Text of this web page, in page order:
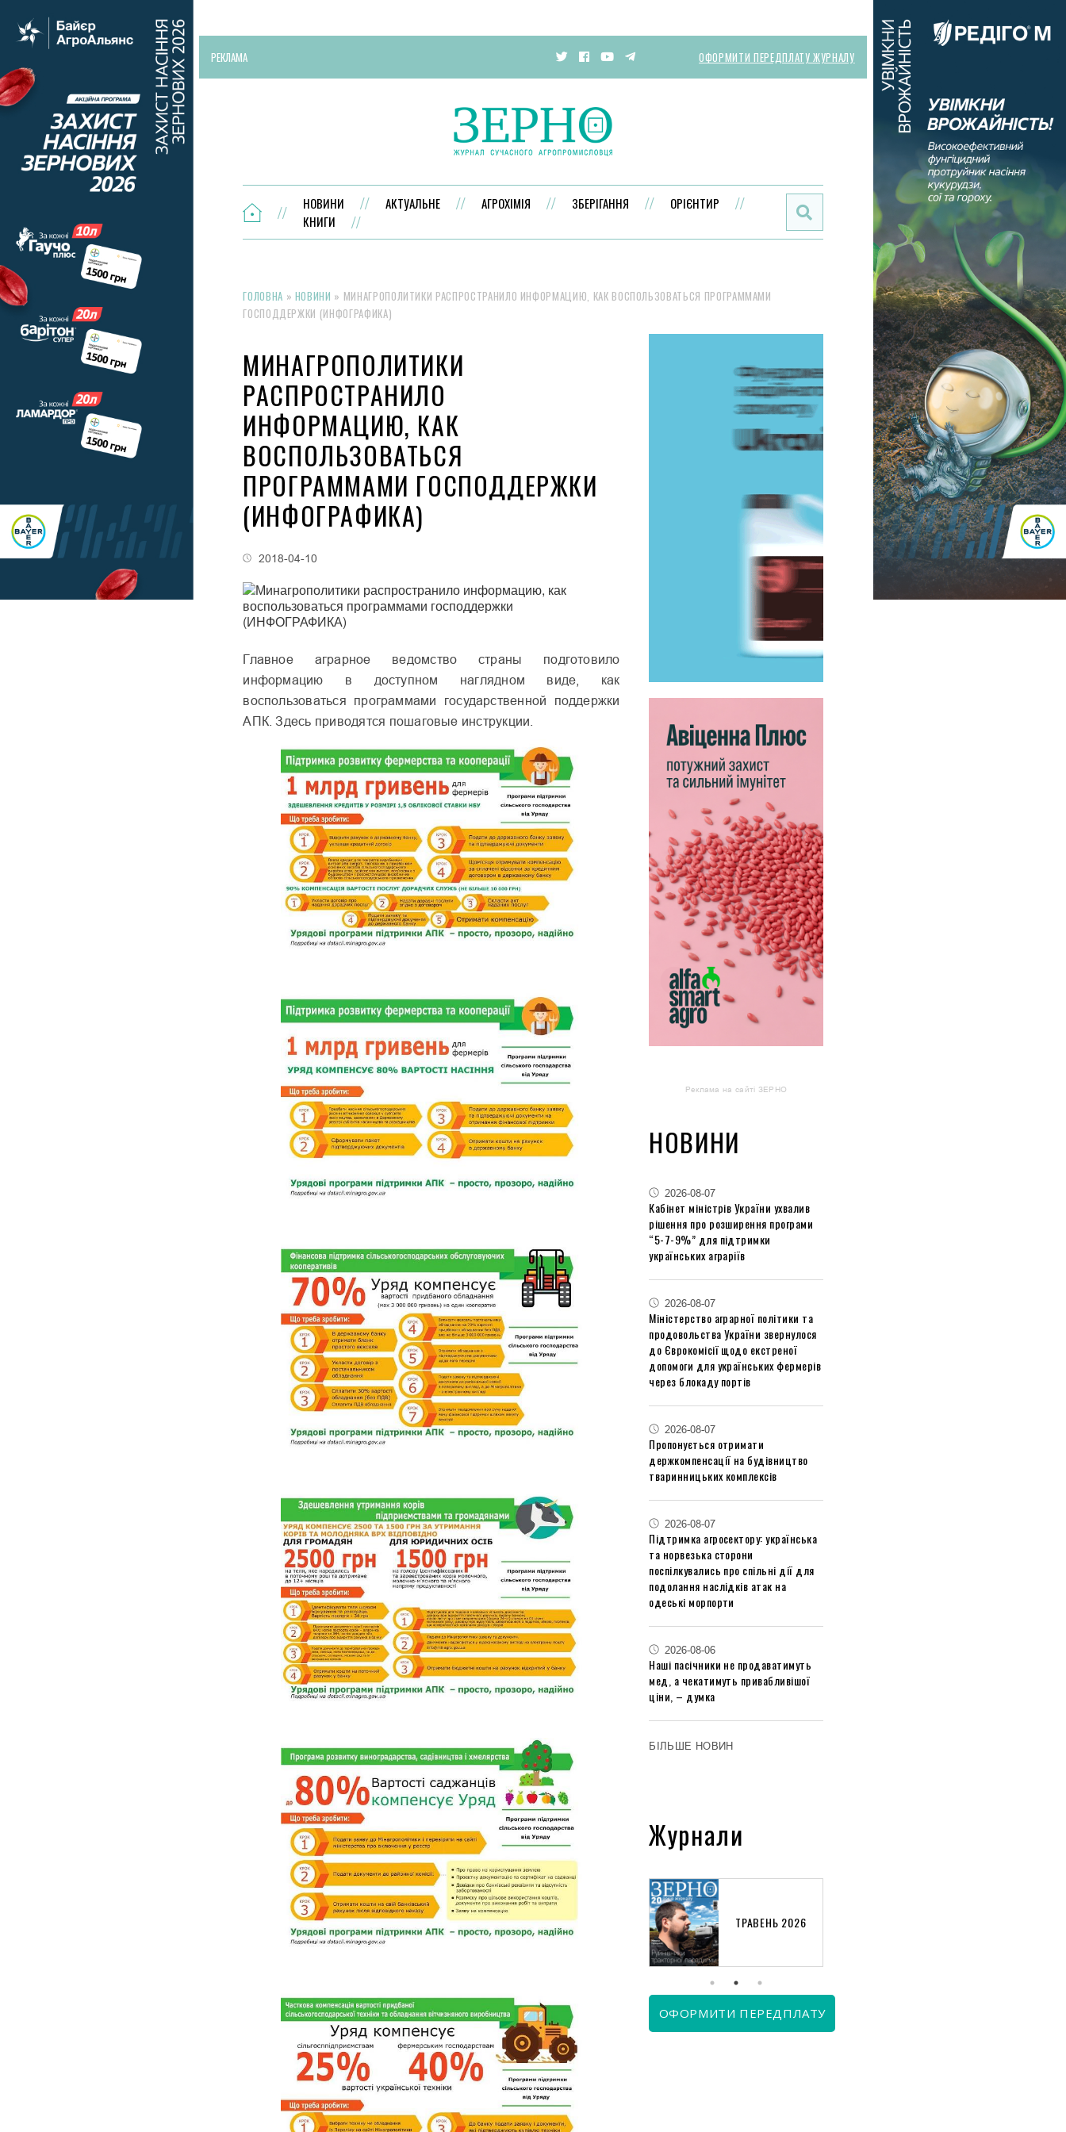
РЕКЛАМА ОФОРМИТИ ПЕРЕДПЛАТУ ЖУРНАЛУ
НОВИНИ АКТУАЛЬНЕ АГРОХІМІЯ ЗБЕРІГАННЯ
ОРІЄНТИР
КНИГИ
ГОЛОВНА » НОВИНИ » МИНАГРОПОЛИТИКИ РАСПРОСТРАНИЛО ИНФОРМАЦИЮ, КАК ВОСПОЛЬЗОВАТЬСЯ ПРОГРАММАМИ
ГОСПОДДЕРЖКИ (ИНФОГРАФИКА)
МИНАГРОПОЛИТИКИ
РАСПРОСТРАНИЛО
ИНФОРМАЦИЮ, КАК
ВОСПОЛЬЗОВАТЬСЯ
ПРОГРАММАМИ ГОСПОДДЕРЖКИ
(ИНФОГРАФИКА)
2018-04-10
Главное аграрное ведомство страны подготовило
информацию в доступном наглядном виде, как
воспользоваться программами государственной поддержки
АПК. Здесь приводятся пошаговые инструкции.
Реклама на сайті ЗЕРНО
НОВИНИ
2026-08-07
Кабінет міністрів України ухвалив
рішення про розширення програми
“5-7-9%” для підтримки
українських аграріїв
2026-08-07
Міністерство аграрної політики та
продовольства України звернулося
до Єврокомісії щодо екстреної
допомоги для українських фермерів
через блокаду портів
2026-08-07
Пропонується отримати
держкомпенсації на будівництво
тваринницьких комплексів
2026-08-07
Підтримка агросектору: українська
та норвезька сторони
поспілкувались про спільні дії для
подолання наслідків атак на
одеські морпорти
2026-08-06
Наші пасічники не продаватимуть
мед, а чекатимуть привабливішої
ціни, – думка
БІЛЬШЕ НОВИН
Журнали
КВІТЕНЬ 2026 ЧЕРВЕНЬ 2026 ТРАВЕНЬ 2026
ОФОРМИТИ ПЕРЕДПЛАТУ